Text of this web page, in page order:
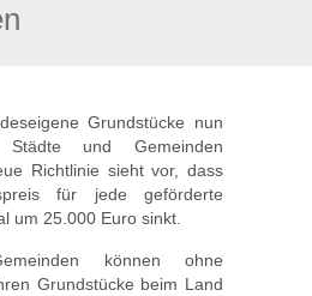
Grundstücke nun
und Gemeinden
Richtlinie sieht vor, dass
für jede geförderte
um 25.000 Euro sinkt.
können ohne
Grundstücke beim Land